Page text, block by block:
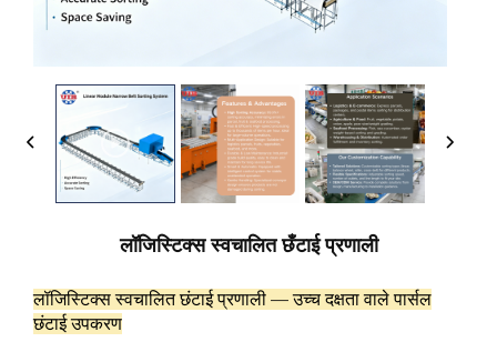
लॉजिस्टिक्स स्वचालित छँटाई प्रणाली
लॉजिस्टिक्स स्वचालित छंटाई प्रणाली — उच्च दक्षता वाले पार्सल
छंटाई उपकरण